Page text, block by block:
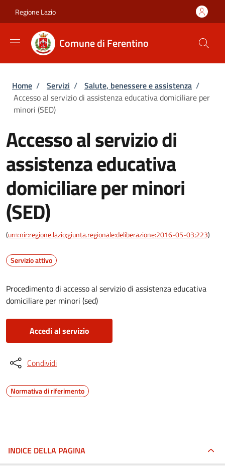
Regione Lazio
Comune di Ferentino
Briciole di pane
Home / Servizi / Salute, benessere e assistenza /
Accesso al servizio di assistenza educativa domiciliare per
minori (SED)
Accesso al servizio di
assistenza educativa
domiciliare per minori
(SED)
(urn:nir:regione.lazio;giunta.regionale:deliberazione:2016-05-03;223)
Servizio attivo
Procedimento di accesso al servizio di assistenza educativa
domiciliare per minori (sed)
Accedi al servizio
Condividi
Normativa di riferimento
INDICE DELLA PAGINA